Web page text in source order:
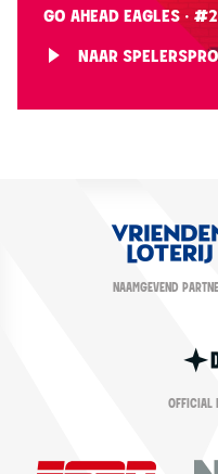
GO AHEAD EAGLES ·
NAAR
NAAMGEVEND
OFFICIAL